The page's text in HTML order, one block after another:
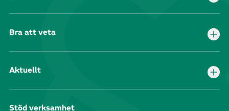
Bra att veta
Aktuellt
Stöd verksamhet